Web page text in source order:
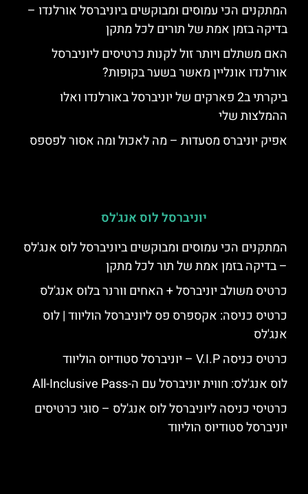
המתקנים הכי עמוסים ומבוקשים ביוניברסל אורלנדו –
בדיקה בזמן אמת של תורים לכל מתקן
האם משתלם ויותר זול לקנות כרטיסים ליוניברסל
אורלנדו אונליין מאשר בשער בקופות?
ביקרתי ב2 פארקים של יוניברסל באורלנדו ואלו
ההמלצות שלי
אפיק יוניברס מסעדות – מה לאכול ומה אסור לפספס
יוניברסל לוס אנג'לס
המתקנים הכי עמוסים ומבוקשים ביוניברסל לוס אנג'לס
– בדיקה בזמן אמת של תור לכל מתקן
כרטיס משולב יוניברסל + האחים וורנר בלוס אנג'לס
כרטיס כניסה: אקספרס פס ליוניברסל הוליווד | לוס
אנג'לס
כרטיס כניסה V.I.P – יוניברסל סטודיוס הוליווד
לוס אנג'לס: חווית יוניברסל עם ה-All-Inclusive Pass
כרטיסי כניסה ליוניברסל לוס אנג'לס – סוגי כרטיסים
יוניברסל סטודיוס הוליווד